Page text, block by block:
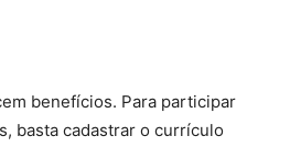
benefícios. Para participar
basta cadastrar o currículo